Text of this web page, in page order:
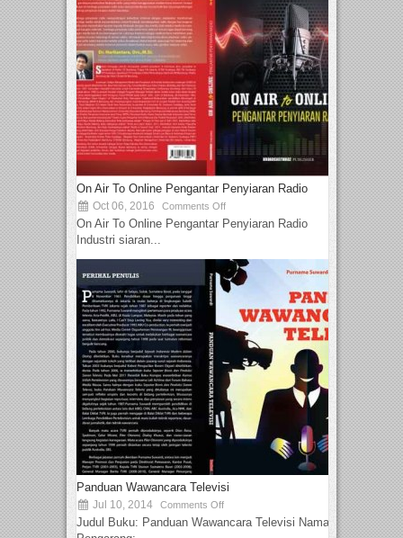
On Air To Online Pengantar Penyiaran Radio
Oct 06, 2016 Comments Off
On Air To Online Pengantar Penyiaran Radio
Industri siaran...
Panduan Wawancara Televisi
Jul 10, 2014 Comments Off
Judul Buku: Panduan Wawancara Televisi Nama